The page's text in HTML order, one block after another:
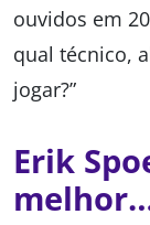
ouvidos em
qual técnico,
jogar?”
Erik